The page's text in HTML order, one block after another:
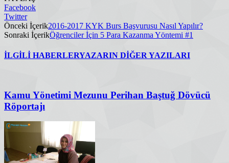
Facebook
Twitter
Önceki İçerik2016-2017 KYK Burs Başvurusu Nasıl Yapılır?
Sonraki İçerikÖğrenciler İçin 5 Para Kazanma Yöntemi #1
İLGİLİ HABERLERYAZARIN DİĞER YAZILARI
Kamu Yönetimi Mezunu Perihan Baştuğ Dövücü
Röportajı